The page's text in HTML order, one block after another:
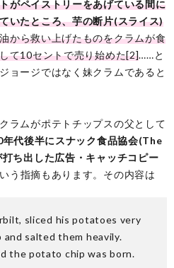
がペイストリーをあげている間に
いたところ、芋の断片(スライス)
油から救い上げたものをクラムが食
て10セントで売り始めた[2]……と
ョージではなく妹クラムであると
ラムがポテトチップスの父として
年代後半にスナック食品協会(The
ち出した広告・キャッチコピー
う指摘もあります。その内容は
sliced his potatoes very
salted them heavily.
the potato chip was born.